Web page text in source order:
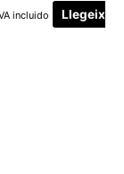
incluido
Llegeix